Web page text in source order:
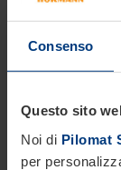
Consenso
Questo sito
Noi di Pilomat
per
Basamento
Per il fissaggio nel